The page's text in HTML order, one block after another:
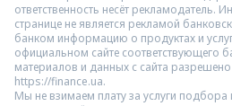
ответственность несёт рекламодатель.
странице не является рекламой
банком информацию о продуктах и
официальном сайте соответствующего
материалов и данных с сайта
https://finance.ua.
Мы не взимаем плату за услуги